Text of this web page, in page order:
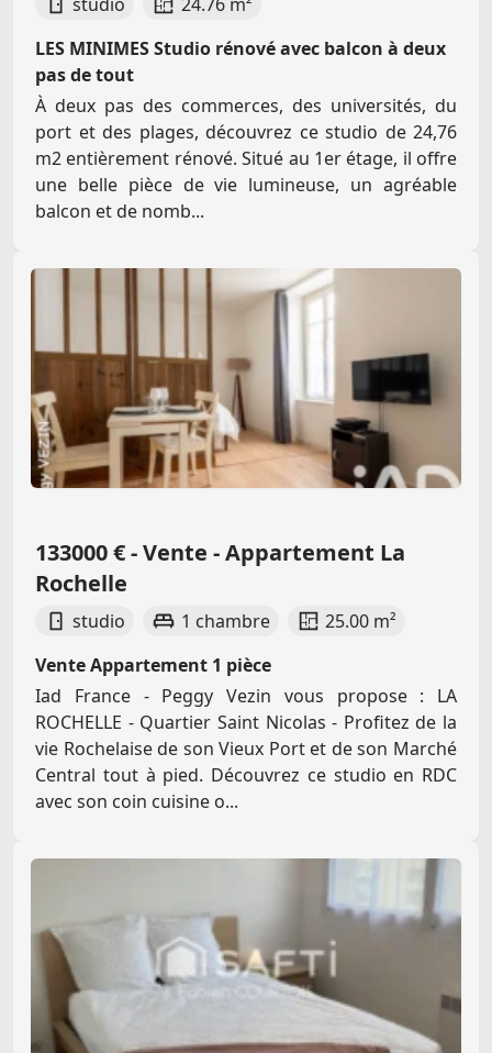
LES MINIMES Studio rénové avec balcon à deux
pas de tout
À deux pas des commerces, des universités, du
port et des plages, découvrez ce studio de 24,76
m2 entièrement rénové. Situé au 1er étage, il offre
une belle pièce de vie lumineuse, un agréable
balcon et de nomb...
133000 € - Vente - Appartement La
Rochelle
studio 1 chambre
25.00 m²
Vente Appartement 1 pièce
Iad France - Peggy Vezin vous propose : LA
ROCHELLE - Quartier Saint Nicolas - Profitez de la
vie Rochelaise de son Vieux Port et de son Marché
Central tout à pied. Découvrez ce studio en RDC
avec son coin cuisine o...